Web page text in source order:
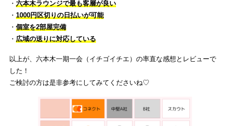
・ 六本木ラウンジで最も客層が良い
・ 1000円区切りの日払いが可能
・ 個室を2部屋完備
・ 広域の送りに対応している
以上が、六本木一期一会（イチゴイチエ）の率直な感想とレビューで
した！
ご検討の方は是非参考にしてみてくださいね♡